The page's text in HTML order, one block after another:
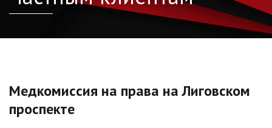
Медкомиссия на права на Лиговском
проспекте